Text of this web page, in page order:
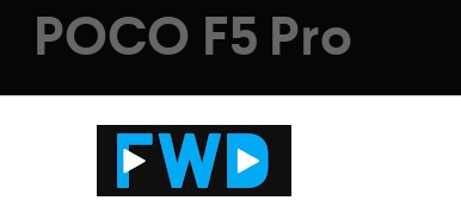
POCO F5 Pro